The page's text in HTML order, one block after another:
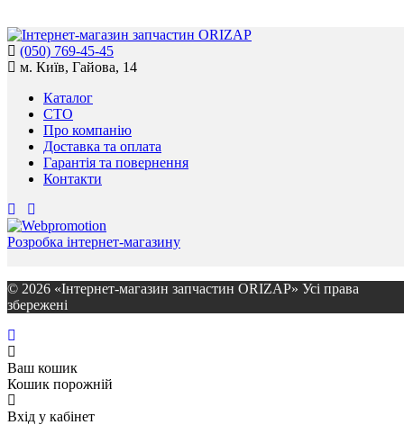
(050) 769-45-45
м. Київ, Гайова, 14
Каталог
СТО
Про компанію
Доставка та оплата
Гарантія та повернення
Контакти
Розробка інтернет-магазину
© 2026 «Інтернет-магазин запчастин ORIZAP» Усі права
збережені
Ваш кошик
Кошик порожній
Вхід у кабінет